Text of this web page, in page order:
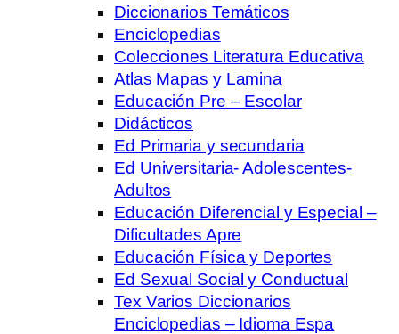
Diccionarios Temáticos
Enciclopedias
Colecciones Literatura Educativa
Atlas Mapas y Lamina
Educación Pre – Escolar
Didácticos
Ed Primaria y secundaria
Ed Universitaria- Adolescentes-
Adultos
Educación Diferencial y Especial –
Dificultades Apre
Educación Física y Deportes
Ed Sexual Social y Conductual
Tex Varios Diccionarios
Enciclopedias – Idioma Espa